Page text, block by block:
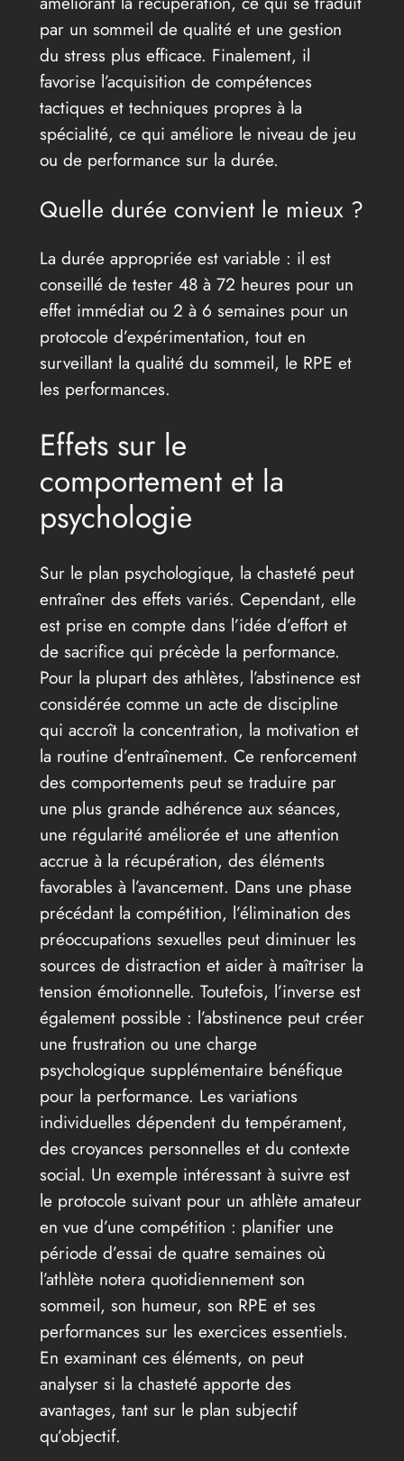
par un sommeil de qualité et une gestion
du stress plus efficace. Finalement, il
favorise l’acquisition de compétences
tactiques et techniques propres à la
spécialité, ce qui améliore le niveau de jeu
ou de performance sur la durée.
Quelle durée convient le mieux ?
La durée appropriée est variable : il est
conseillé de tester 48 à 72 heures pour un
effet immédiat ou 2 à 6 semaines pour un
protocole d’expérimentation, tout en
surveillant la qualité du sommeil, le RPE et
les performances.
Effets sur le
comportement et la
psychologie
Sur le plan psychologique, la chasteté peut
entraîner des effets variés. Cependant, elle
est prise en compte dans l’idée d’effort et
de sacrifice qui précède la performance.
Pour la plupart des athlètes, l’abstinence est
considérée comme un acte de discipline
qui accroît la concentration, la motivation et
la routine d’entraînement. Ce renforcement
des comportements peut se traduire par
une plus grande adhérence aux séances,
une régularité améliorée et une attention
accrue à la récupération, des éléments
favorables à l’avancement. Dans une phase
précédant la compétition, l’élimination des
préoccupations sexuelles peut diminuer les
sources de distraction et aider à maîtriser la
tension émotionnelle. Toutefois, l’inverse est
également possible : l’abstinence peut créer
une frustration ou une charge
psychologique supplémentaire bénéfique
pour la performance. Les variations
individuelles dépendent du tempérament,
des croyances personnelles et du contexte
social. Un exemple intéressant à suivre est
le protocole suivant pour un athlète amateur
en vue d’une compétition : planifier une
période d’essai de quatre semaines où
l’athlète notera quotidiennement son
sommeil, son humeur, son RPE et ses
performances sur les exercices essentiels.
En examinant ces éléments, on peut
analyser si la chasteté apporte des
avantages, tant sur le plan subjectif
qu’objectif.